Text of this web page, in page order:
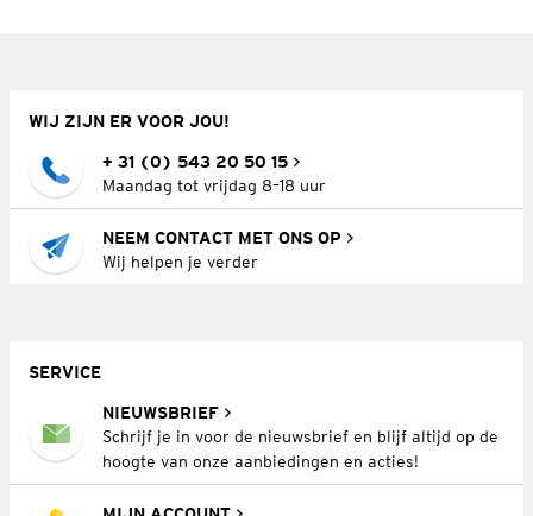
WIJ ZIJN ER VOOR JOU!
+ 31 (0) 543 20 50 15
Maandag tot vrijdag 8–18 uur
NEEM CONTACT MET ONS OP
Wij helpen je verder
SERVICE
NIEUWSBRIEF
Schrijf je in voor de nieuwsbrief en blijf altijd op de
hoogte van onze aanbiedingen en acties!